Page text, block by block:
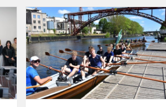
Vieneri
metai
draugystės
su
Klaipėdos
valstybine
kolegija